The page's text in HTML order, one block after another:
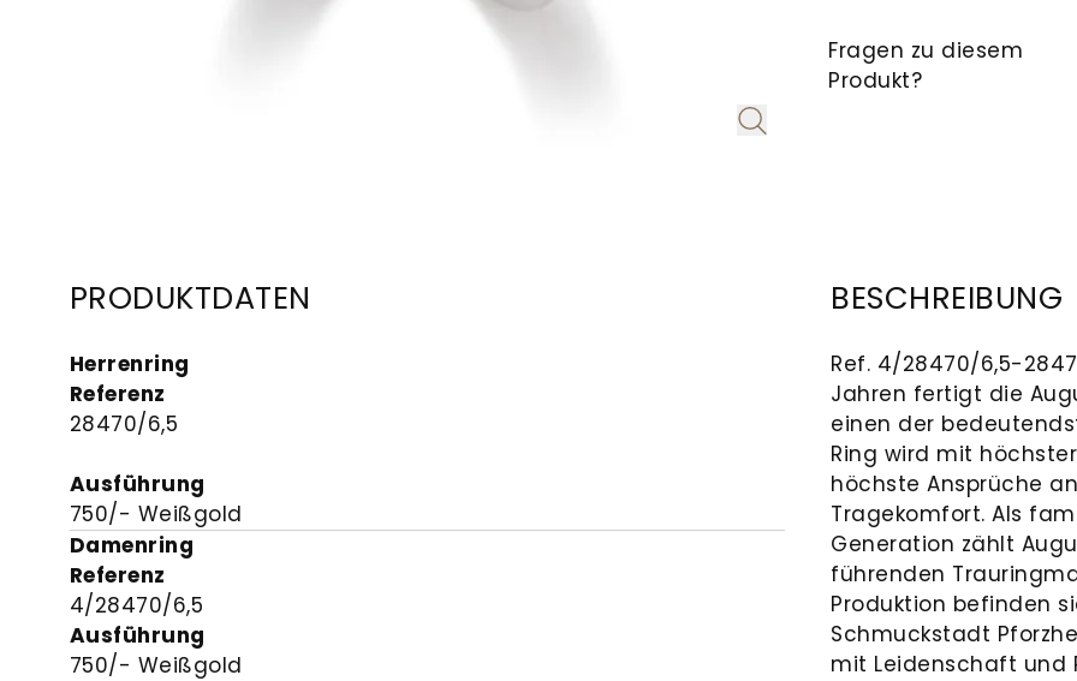
Fragen zu diesem
Produkt?
PRODUKTDATEN
Herrenring
Referenz
28470/6,5
Ausführung
750/- Weißgold
Damenring
Referenz
4/28470/6,5
Ausführung
750/- Weißgold
BESCHREIBUNG
Ref. 4/28470/6,5-
Jahren fertigt die
einen der
Ring wird mit
höchste Ansprüche
Tragekomfort. Als
Generation zählt
führenden
Produktion befinden
Schmuckstadt
mit Leidenschaft und